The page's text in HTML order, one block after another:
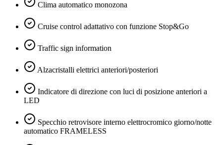
Clima automatico monozona
Cruise control adattativo con funzione Stop&Go
Traffic sign information
Alzacristalli elettrici anteriori/posteriori
Indicatore di direzione con luci di posizione anteriori a
LED
Specchio retrovisore interno elettrocromico giorno/notte
automatico FRAMELESS